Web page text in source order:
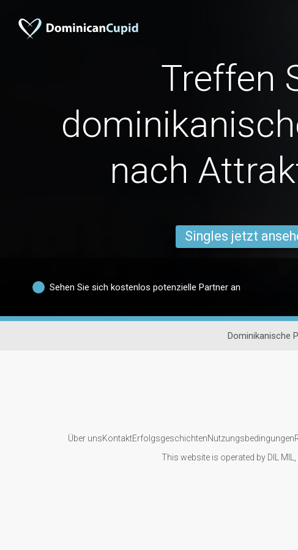
Treffen
nach
Singles jetzt
Sehen Sie sich kostenlos potenzielle Partner an
Dominikanische
Über unsKontaktErfolgsgeschichtenNutzungsbedingungen
This website is operated by DIL